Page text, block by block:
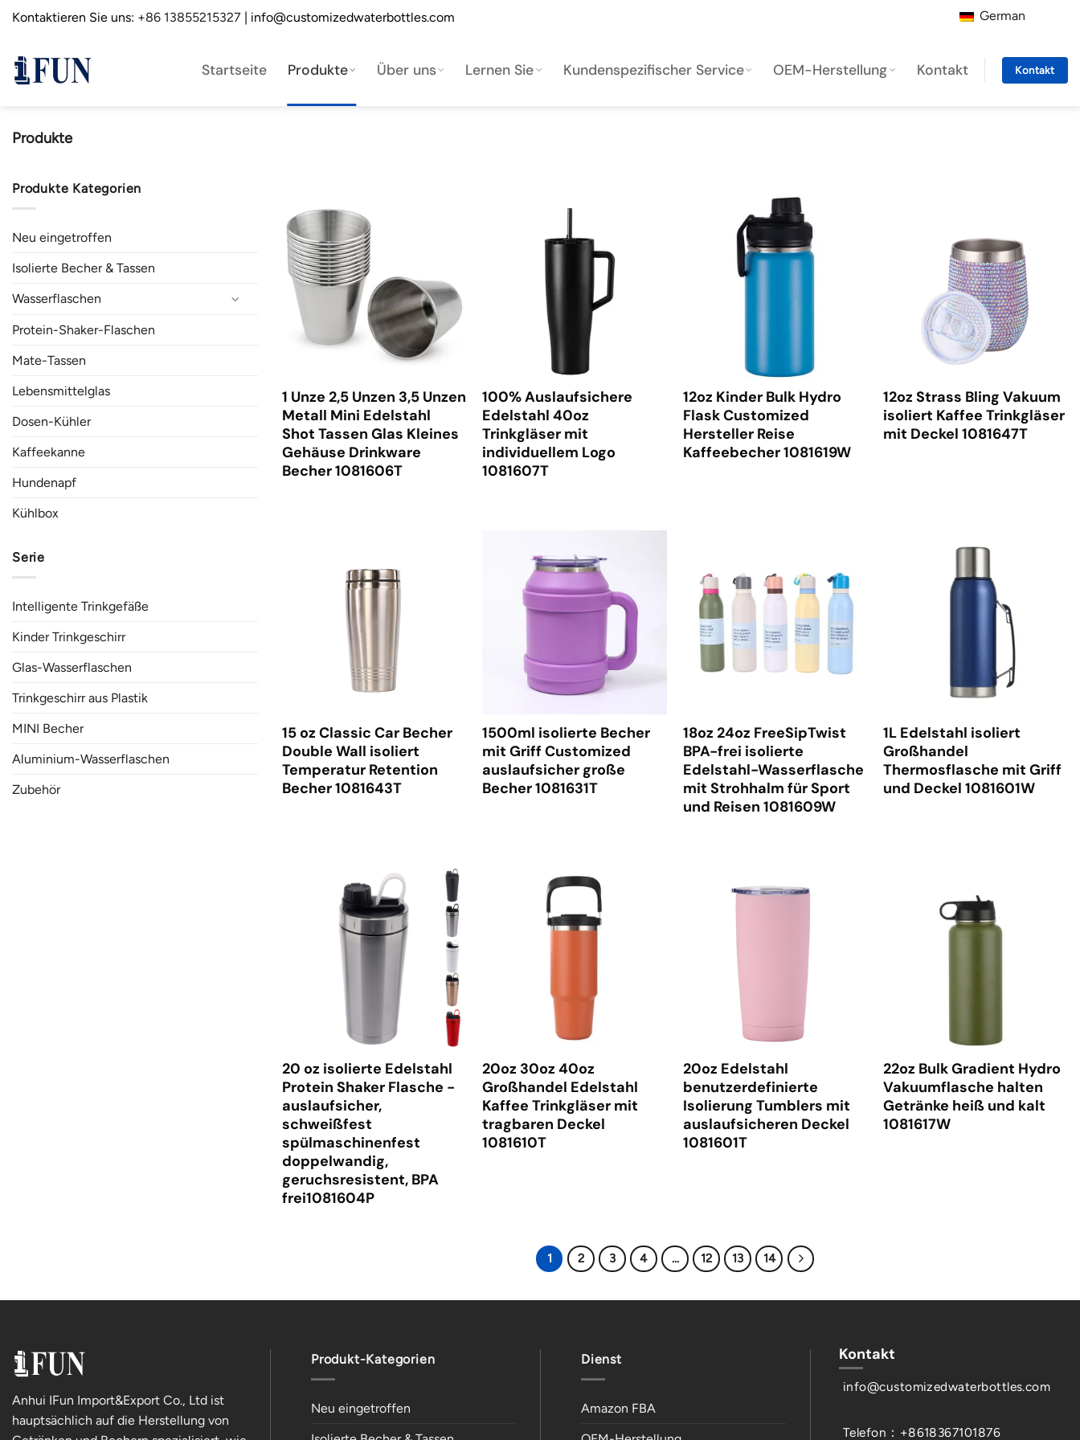
ZumKontaktieren Sie uns: +86 13855215327 | info@customizedwaterbottles.com German
Startseite Produkte Über uns Lernen Sie Kundenspezifischer Service OEM-Herstellung Kontakt Kontakt
Produkte
Produkte Kategorien
Neu eingetroffen
Isolierte Becher & Tassen
Wasserflaschen
Protein-Shaker-Flaschen
Mate-Tassen
Lebensmittelglas
Dosen-Kühler
Kaffeekanne
Hundenapf
Kühlbox
Serie
Intelligente Trinkgefäße
Kinder Trinkgeschirr
Glas-Wasserflaschen
Trinkgeschirr aus Plastik
MINI Becher
Aluminium-Wasserflaschen
Zubehör
1 Unze 2,5 Unzen 3,5 Unzen
Metall Mini Edelstahl
Shot Tassen Glas Kleines
Gehäuse Drinkware
Becher 1081606T
100% Auslaufsichere
Edelstahl 40oz
Trinkgläser mit
individuellem Logo
1081607T
12oz Kinder Bulk Hydro
Flask Customized
Hersteller Reise
Kaffeebecher 1081619W
12oz Strass Bling Vakuum
isoliert Kaffee Trinkgläser
mit Deckel 1081647T
15 oz Classic Car Becher
Double Wall isoliert
Temperatur Retention
Becher 1081643T
1500ml isolierte Becher
mit Griff Customized
auslaufsicher große
Becher 1081631T
18oz 24oz FreeSipTwist
BPA-frei isolierte
Edelstahl-Wasserflasche
mit Strohhalm für Sport
und Reisen 1081609W
1L Edelstahl isoliert
Großhandel
Thermosflasche mit Griff
und Deckel 1081601W
20 oz isolierte Edelstahl
Protein Shaker Flasche -
auslaufsicher,
schweißfest
spülmaschinenfest
doppelwandig,
geruchsresistent, BPA
frei1081604P
20oz 30oz 40oz
Großhandel Edelstahl
Kaffee Trinkgläser mit
tragbaren Deckel
1081610T
20oz Edelstahl
benutzerdefinierte
Isolierung Tumblers mit
auslaufsicheren Deckel
1081601T
22oz Bulk Gradient Hydro
Vakuumflasche halten
Getränke heiß und kalt
1081617W
1 2 3 4 ... 12 13 14
Anhui IFun Import&Export Co., Ltd ist
hauptsächlich auf die Herstellung von
Produkt-Kategorien
Neu eingetroffen
Dienst
Amazon FBA
Kontakt
info@customizedwaterbottles.com
Telefon：+8618367101876